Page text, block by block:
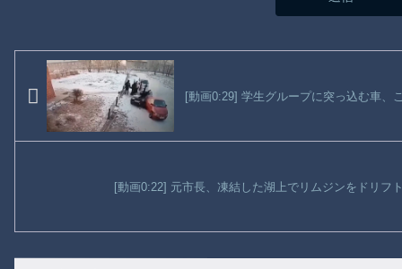
[動画0:29] 学生グループに突っ込む車、
[動画0:22] 元市長、凍結した湖上でリムジンをドリフ